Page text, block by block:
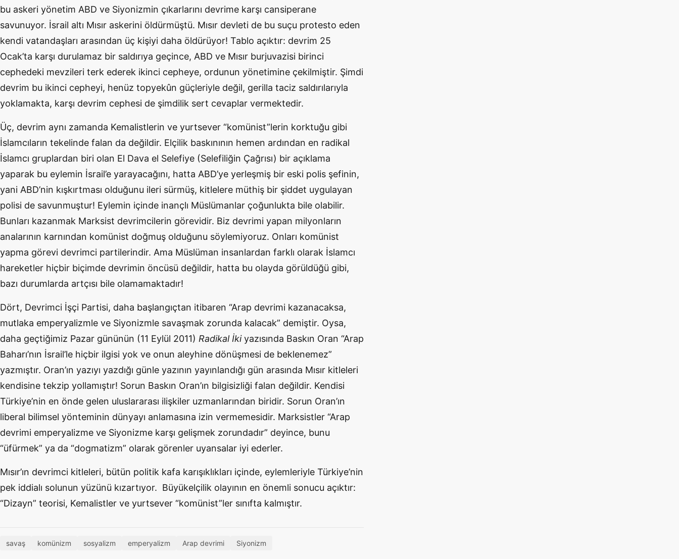
bu askeri yönetim ABD ve Siyonizmin çıkarlarını devrime karşı cansiperane
savunuyor. İsrail altı Mısır askerini öldürmüştü. Mısır devleti de bu suçu protesto eden
kendi vatandaşları arasından üç kişiyi daha öldürüyor! Tablo açıktır: devrim 25
Ocak’ta karşı durulamaz bir saldırıya geçince, ABD ve Mısır burjuvazisi birinci
cephedeki mevzileri terk ederek ikinci cepheye, ordunun yönetimine çekilmiştir. Şimdi
devrim bu ikinci cepheyi, henüz topyekûn güçleriyle değil, gerilla taciz saldırılarıyla
yoklamakta, karşı devrim cephesi de şimdilik sert cevaplar vermektedir.
Üç, devrim aynı zamanda Kemalistlerin ve yurtsever “komünist”lerin korktuğu gibi
İslamcıların tekelinde falan da değildir. Elçilik baskınının hemen ardından en radikal
İslamcı gruplardan biri olan El Dava el Selefiye (Selefiliğin Çağrısı) bir açıklama
yaparak bu eylemin İsrail’e yarayacağını, hatta ABD’ye yerleşmiş bir eski polis şefinin,
yani ABD’nin kışkırtması olduğunu ileri sürmüş, kitlelere müthiş bir şiddet uygulayan
polisi de savunmuştur! Eylemin içinde inançlı Müslümanlar çoğunlukta bile olabilir.
Bunları kazanmak Marksist devrimcilerin görevidir. Biz devrimi yapan milyonların
analarının karnından komünist doğmuş olduğunu söylemiyoruz. Onları komünist
yapma görevi devrimci partilerindir. Ama Müslüman insanlardan farklı olarak İslamcı
hareketler hiçbir biçimde devrimin öncüsü değildir, hatta bu olayda görüldüğü gibi,
bazı durumlarda artçısı bile olamamaktadır!
Dört, Devrimci İşçi Partisi, daha başlangıçtan itibaren “Arap devrimi kazanacaksa,
mutlaka emperyalizmle ve Siyonizmle savaşmak zorunda kalacak” demiştir. Oysa,
daha geçtiğimiz Pazar gününün (11 Eylül 2011) Radikal İkiyazısında Baskın Oran “Arap
Baharı’nın İsrail’le hiçbir ilgisi yok ve onun aleyhine dönüşmesi de beklenemez”
yazmıştır. Oran’ın yazıyı yazdığı günle yazının yayınlandığı gün arasında Mısır kitleleri
kendisine tekzip yollamıştır! Sorun Baskın Oran’ın bilgisizliği falan değildir. Kendisi
Türkiye’nin en önde gelen uluslararası ilişkiler uzmanlarından biridir. Sorun Oran’ın
liberal bilimsel yönteminin dünyayı anlamasına izin vermemesidir. Marksistler “Arap
devrimi emperyalizme ve Siyonizme karşı gelişmek zorundadır” deyince, bunu
“üfürmek” ya da “dogmatizm” olarak görenler uyansalar iyi ederler.
Mısır’ın devrimci kitleleri, bütün politik kafa karışıklıkları içinde, eylemleriyle Türkiye’nin
pek iddialı solunun yüzünü kızartıyor. Büyükelçilik olayının en önemli sonucu açıktır:
“Dizayn” teorisi, Kemalistler ve yurtsever “komünist”ler sınıfta kalmıştır.
savaş komünizm sosyalizm emperyalizm Arap devrimi Siyonizm